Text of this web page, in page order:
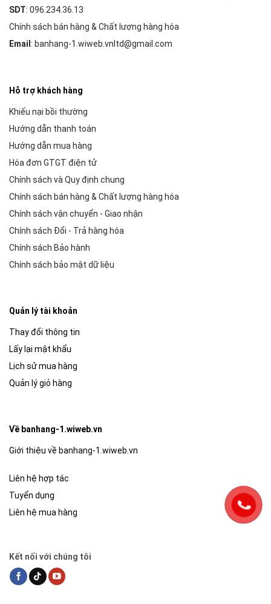
SDT: 096.234.36.13
Chính sách bán hàng & Chất lượng hàng hóa
Email : banhang-1.wiweb.vnltd@gmail.com
Hỗ trợ khách hàng
Khiếu nại bồi thường
Hướng dẫn thanh toán
Hướng dẫn mua hàng
Hóa đơn GTGT điện tử
Chính sách và Quy định chung
Chính sách bán hàng & Chất lượng hàng hóa
Chính sách vận chuyển - Giao nhận
Chính sách Đổi - Trả hàng hóa
Chính sách Bảo hành
Chính sách bảo mật dữ liệu
Quản lý tài khoản
Thay đổi thông tin
Lấy lại mật khẩu
Lịch sử mua hàng
Quản lý giỏ hàng
Về banhang-1.wiweb.vn
Giới thiệu về banhang-1.wiweb.vn
Liên hệ hợp tác
Tuyển dụng
Liên hệ mua hàng
Kết nối với chúng tôi